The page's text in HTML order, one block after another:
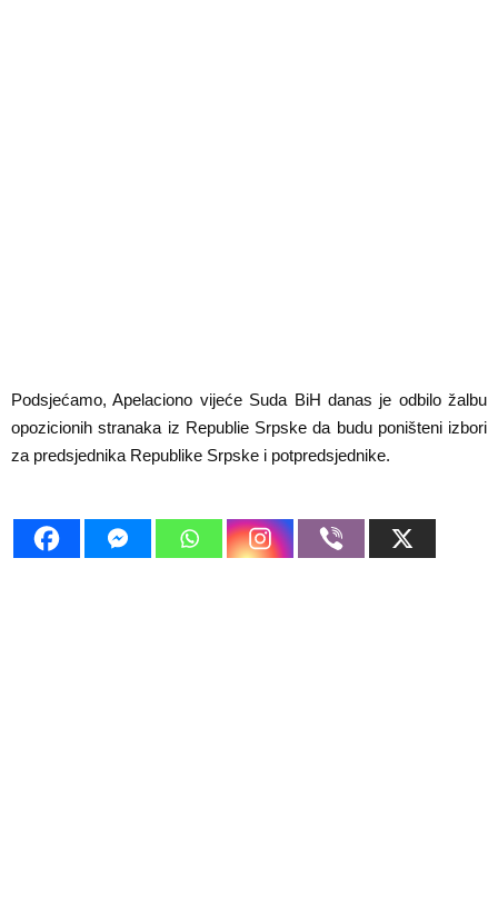
Podsjećamo, Apelaciono vijeće Suda BiH danas je odbilo žalbu
opozicionih stranaka iz Republie Srpske da budu poništeni izbori
za predsjednika Republike Srpske i potpredsjednike.